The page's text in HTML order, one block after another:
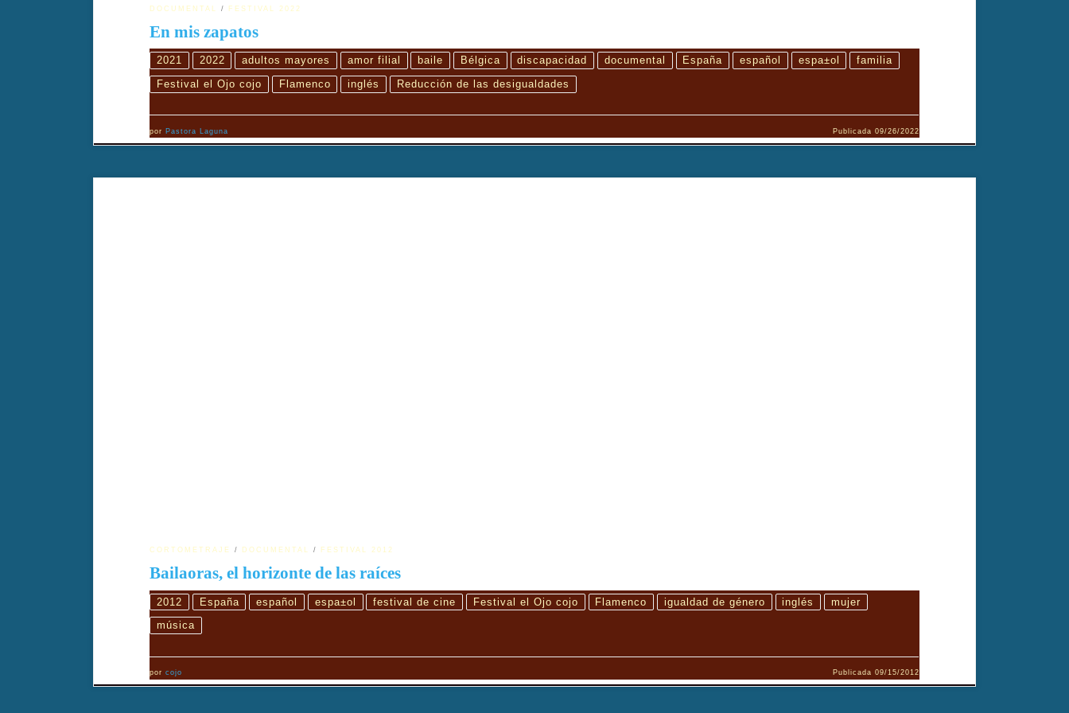
DOCUMENTAL FESTIVAL 2022
En mis zapatos
2021 2022 adultos mayores amor filial baile Bélgica discapacidad documental España español espa±ol familia
Festival el Ojo cojo Flamenco inglés Reducción de las desigualdades
porPastora Laguna Publicada 09/26/2022
CORTOMETRAJE DOCUMENTAL FESTIVAL 2012
Bailaoras, el horizonte de las raíces
2012 España español espa±ol festival de cine Festival el Ojo cojo Flamenco igualdad de género inglés mujer
música
porcojo Publicada 09/15/2012